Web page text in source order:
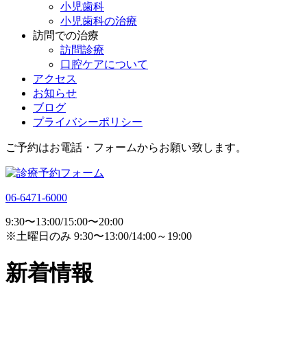
小児歯科
小児歯科の治療
訪問での治療
訪問診療
口腔ケアについて
アクセス
お知らせ
ブログ
プライバシーポリシー
ご予約はお電話・フォームからお願い致します。
06-6471-6000
9:30〜13:00/15:00〜20:00
※土曜日のみ 9:30〜13:00/14:00～19:00
新着情報